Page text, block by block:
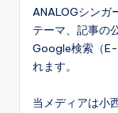
ANALOGシンガ
テーマ、記事の
Google検索（
れます。
当メディアは小